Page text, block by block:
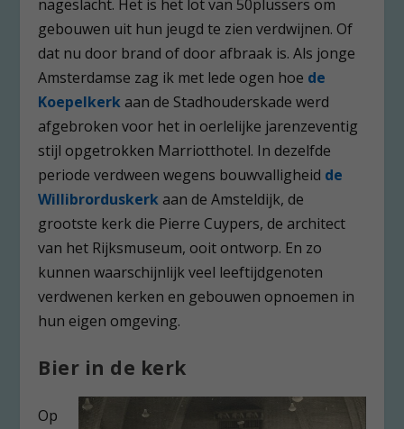
nageslacht. Het is het lot van 50plussers om
gebouwen uit hun jeugd te zien verdwijnen. Of
dat nu door brand of door afbraak is. Als jonge
Amsterdamse zag ik met lede ogen hoe de
Koepelkerk aan de Stadhouderskade werd
afgebroken voor het in oerlelijke jarenzeventig
stijl opgetrokken Marriotthotel. In dezelfde
periode verdween wegens bouwvalligheid de
Willibrorduskerk aan de Amsteldijk, de
grootste kerk die Pierre Cuypers, de architect
van het Rijksmuseum, ooit ontworp. En zo
kunnen waarschijnlijk veel leeftijdgenoten
verdwenen kerken en gebouwen opnoemen in
hun eigen omgeving.
Bier in de kerk
Op